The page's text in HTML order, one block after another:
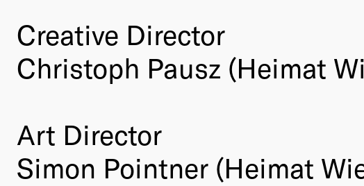
Creative Director
Christoph Pausz (Heimat
Art Director
Simon Pointner (Heimat